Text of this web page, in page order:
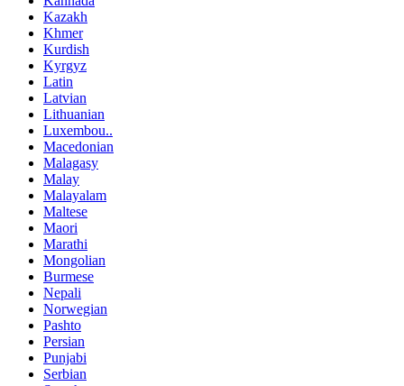
Kazakh
Khmer
Kurdish
Kyrgyz
Latin
Latvian
Lithuanian
Luxembou..
Macedonian
Malagasy
Malay
Malayalam
Maltese
Maori
Marathi
Mongolian
Burmese
Nepali
Norwegian
Pashto
Persian
Punjabi
Serbian